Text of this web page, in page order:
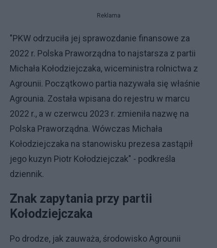
Reklama
"PKW odrzuciła jej sprawozdanie finansowe za
2022 r. Polska Praworządna to najstarsza z partii
Michała Kołodziejczaka, wiceministra rolnictwa z
Agrounii. Początkowo partia nazywała się właśnie
Agrounia. Została wpisana do rejestru w marcu
2022 r., a w czerwcu 2023 r. zmieniła nazwę na
Polska Praworządna. Wówczas Michała
Kołodziejczaka na stanowisku prezesa zastąpił
jego kuzyn Piotr Kołodziejczak" - podkreśla
dziennik.
Znak zapytania przy partii
Kołodziejczaka
Po drodze, jak zauważa, środowisko Agrounii